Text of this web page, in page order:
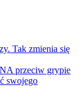
Tak zmienia się
przeciw grypie
swojego